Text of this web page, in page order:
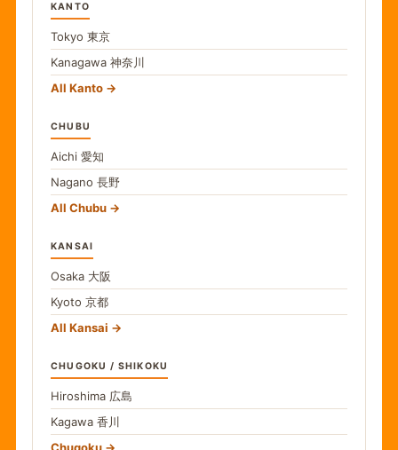
KANTO
Tokyo 東京
Kanagawa 神奈川
All Kanto
CHUBU
Aichi 愛知
Nagano 長野
All Chubu
KANSAI
Osaka 大阪
Kyoto 京都
All Kansai
CHUGOKU / SHIKOKU
Hiroshima 広島
Kagawa 香川